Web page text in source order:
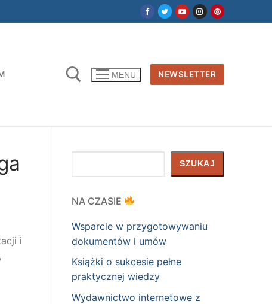
MENU NEWSLETTER
i
SZUKAJ
NA CZASIE
Wsparcie w przygotowywaniu
dokumentów i umów
Książki o sukcesie pełne
praktycznej wiedzy
Wydawnictwo internetowe z